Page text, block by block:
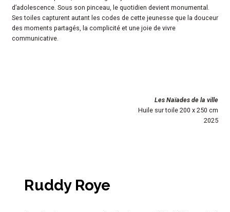
d’adolescence. Sous son pinceau, le quotidien devient monumental.
Ses toiles capturent autant les codes de cette jeunesse que la douceur
des moments partagés, la complicité et une joie de vivre
communicative.
Les Naïades de la ville
Huile sur toile 200 x 250 cm
2025
Ruddy Roye